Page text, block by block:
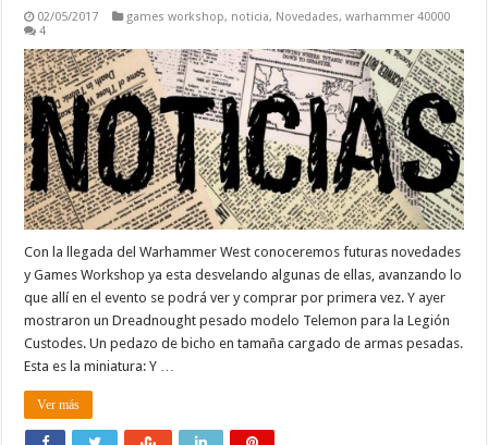
02/05/2017 games workshop, noticia, Novedades,warhammer 40000
4
Con la llegada del Warhammer West conoceremos futuras novedades
y Games Workshop ya esta desvelando algunas de ellas, avanzando lo
que allí en el evento se podrá ver y comprar por primera vez. Y ayer
mostraron un Dreadnought pesado modelo Telemon para la Legión
Custodes. Un pedazo de bicho en tamaña cargado de armas pesadas.
Esta es la miniatura: Y …
Ver más